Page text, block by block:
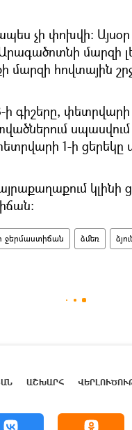
չի փոխվի:
մարզի
մարզի հովտային
ի գիշերը,
սպասվում է
1-ի
կլինի
ջերմաստիճան ձմեռ
ԱՇԽԱՐՀ